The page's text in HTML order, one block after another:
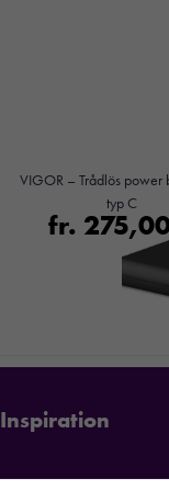
VIGOR – Trådlös power
typ C
fr.
Inspiration